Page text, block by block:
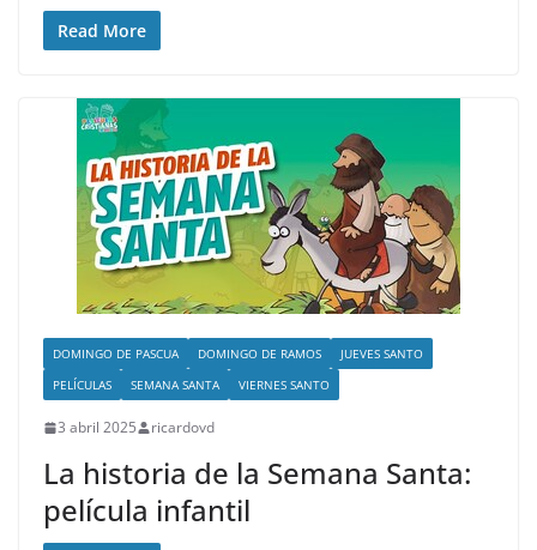
Read More
DOMINGO DE PASCUA DOMINGO DE RAMOS
JUEVES SANTO
PELÍCULAS
SEMANA SANTA VIERNES SANTO
3 abril 2025 ricardovd
La historia de la Semana Santa:
película infantil